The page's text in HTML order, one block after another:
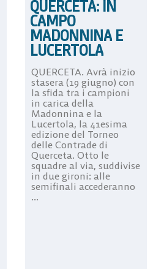
QUERCETA: IN
CAMPO
MADONNINA E
LUCERTOLA
QUERCETA. Avrà inizio
stasera (19 giugno) con
la sfida tra i campioni
in carica della
Madonnina e la
Lucertola, la 41esima
edizione del Torneo
delle Contrade di
Querceta. Otto le
squadre al via, suddivise
in due gironi: alle
semifinali accederanno
...